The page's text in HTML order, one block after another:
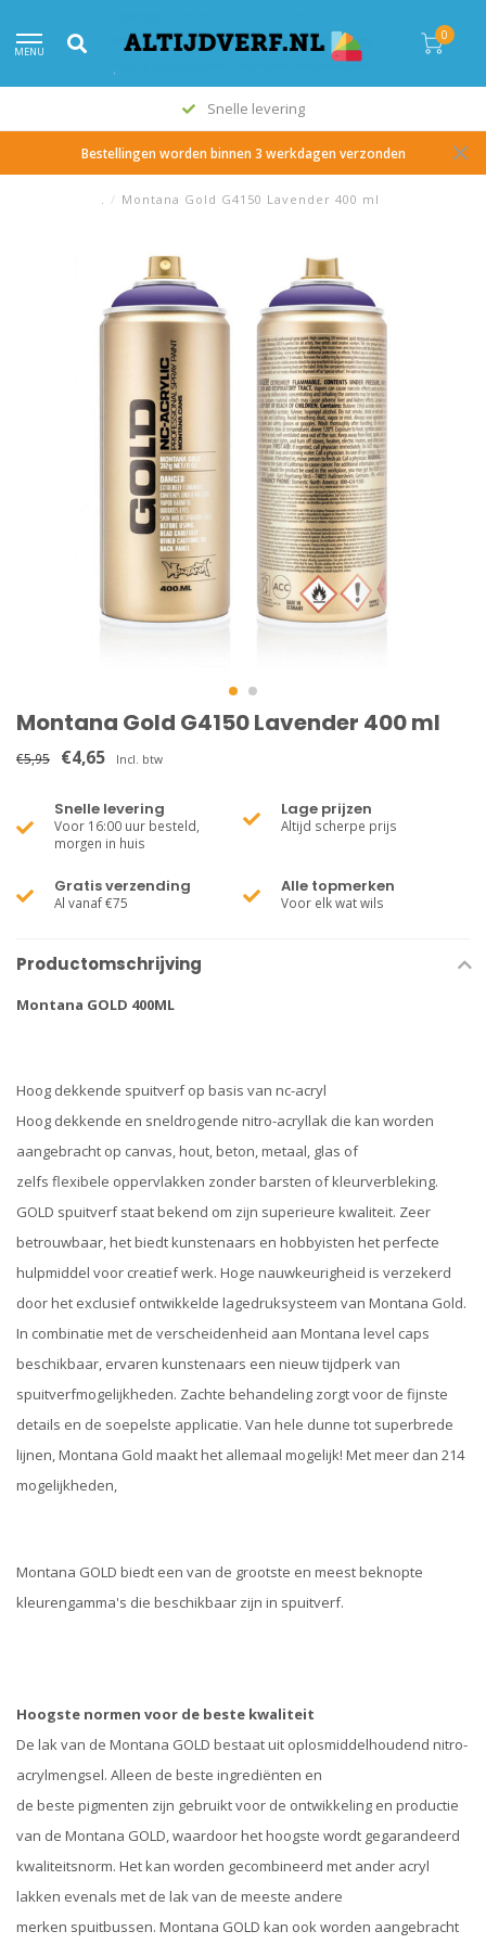
MENU
0
Snelle levering
Bestellingen worden binnen 3 werkdagen verzonden
. / Montana Gold G4150 Lavender 400 ml
Montana Gold G4150 Lavender 400 ml
€5,95 €4,65 Incl. btw
Snelle levering
Voor 16:00 uur besteld,
morgen in huis
Lage prijzen
Altijd scherpe prijs
Gratis verzending
Al vanaf €75
Alle topmerken
Voor elk wat wils
Productomschrijving
Montana GOLD 400ML
Hoog dekkende spuitverf op basis van nc-acryl
Hoog dekkende en sneldrogende nitro-acryllak die kan worden
aangebracht op canvas, hout, beton, metaal, glas of
zelfs flexibele oppervlakken zonder barsten of kleurverbleking.
GOLD spuitverf staat bekend om zijn superieure kwaliteit. Zeer
betrouwbaar, het biedt kunstenaars en hobbyisten het perfecte
hulpmiddel voor creatief werk. Hoge nauwkeurigheid is verzekerd
door het exclusief ontwikkelde lagedruksysteem van Montana Gold.
In combinatie met de verscheidenheid aan Montana level caps
beschikbaar, ervaren kunstenaars een nieuw tijdperk van
spuitverfmogelijkheden. Zachte behandeling zorgt voor de fijnste
details en de soepelste applicatie. Van hele dunne tot superbrede
lijnen, Montana Gold maakt het allemaal mogelijk! Met meer dan 214
mogelijkheden,
Montana GOLD biedt een van de grootste en meest beknopte
kleurengamma's die beschikbaar zijn in spuitverf.
Hoogste normen voor de beste kwaliteit
De lak van de Montana GOLD bestaat uit oplosmiddelhoudend nitro-
acrylmengsel. Alleen de beste ingrediënten en
de beste pigmenten zijn gebruikt voor de ontwikkeling en productie
van de Montana GOLD, waardoor het hoogste wordt gegarandeerd
kwaliteitsnorm. Het kan worden gecombineerd met ander acryl
lakken evenals met de lak van de meeste andere
merken spuitbussen. Montana GOLD kan ook worden aangebracht